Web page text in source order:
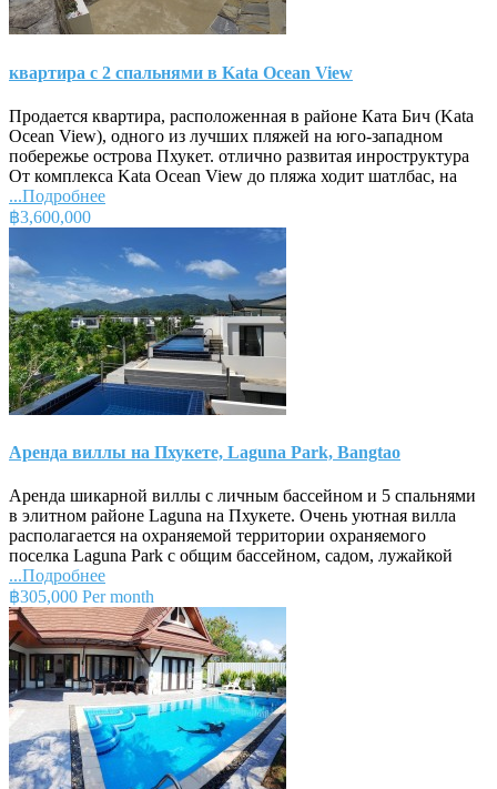
квартира с 2 спальнями в Kata Ocean View
Продается квартира, расположенная в районе Ката Бич (Kata
Ocean View), одного из лучших пляжей на юго-западном
побережье острова Пхукет. отлично развитая инроструктура
От комплекса Kata Ocean View до пляжа ходит шатлбас, на
...Подробнее
฿3,600,000
Аренда виллы на Пхукете, Laguna Park, Bangtao
Аренда шикарной виллы с личным бассейном и 5 спальнями
в элитном районе Laguna на Пхукете. Очень уютная вилла
располагается на охраняемой территории охраняемого
поселка Laguna Park с общим бассейном, садом, лужайкой
...Подробнее
฿305,000 Per month